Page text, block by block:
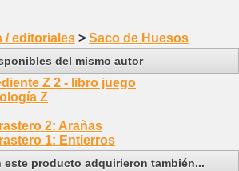
/ editoriales > Saco de Huesos
del mismo autor
Z 2 - libro juego
Z
2: Arañas
1: Entierros
este producto adquirieron también...